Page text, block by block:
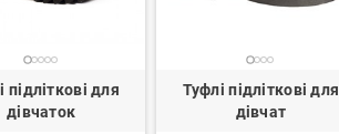
підліткові для
дівчаток
Туфлі підліткові для
дівчат